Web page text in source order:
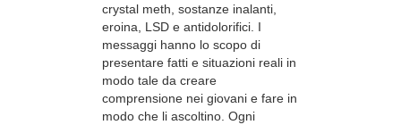
crystal meth, sostanze inalanti,
eroina, LSD e antidolorifici. I
messaggi hanno lo scopo di
presentare fatti e situazioni reali in
modo tale da creare
comprensione nei giovani e fare in
modo che li ascoltino. Ogni